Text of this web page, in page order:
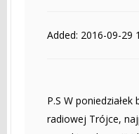
Added: 2016-09-29
P.S W poniedziałek
radiowej Trójce,